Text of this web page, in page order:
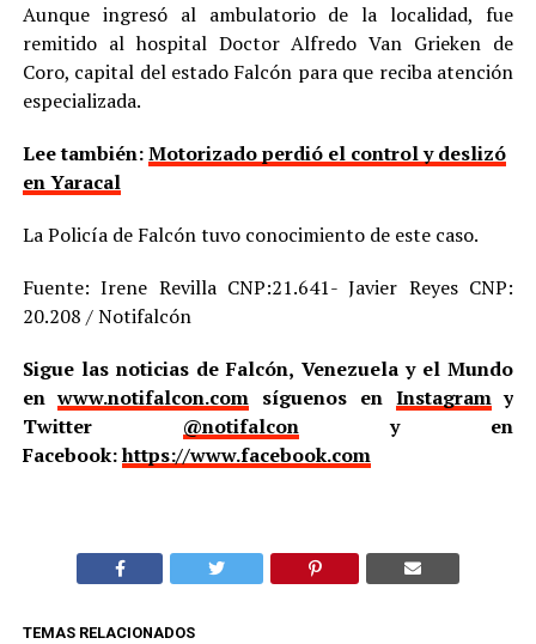
Aunque ingresó al ambulatorio de la localidad, fue
remitido al hospital Doctor Alfredo Van Grieken de
Coro, capital del estado Falcón para que reciba atención
especializada.
Lee también:Motorizado perdió el control y deslizó
en Yaracal
La Policía de Falcón tuvo conocimiento de este caso.
Fuente: Irene Revilla CNP:21.641- Javier Reyes CNP:
20.208 / Notifalcón
Sigue las noticias de Falcón, Venezuela y el Mundo
enwww.notifalcon.com síguenos en Instagramy
Twitter @notifalcony en
Facebook:https://www.facebook.com
TEMAS RELACIONADOS